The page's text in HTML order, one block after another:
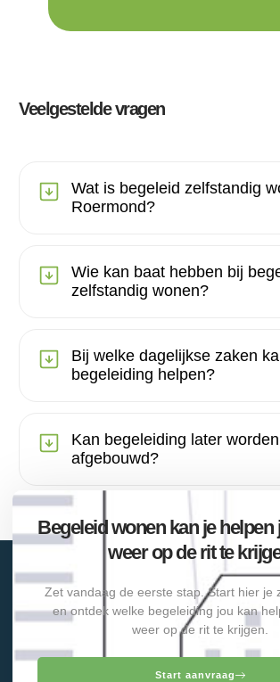
Veelgestelde vragen
Wat is begeleid zelfstandig
Roermond?
Wie kan baat hebben bij
zelfstandig wonen?
Bij welke dagelijkse zaken
begeleiding helpen?
Kan begeleiding later worden
afgebouwd?
Begeleid wonen kan je helpen
weer op de rit te
Zet vandaag de eerste stap. Start hier je
en ontdek welke begeleiding jou kan
weer op de rit te krijgen.
Start aanvraag